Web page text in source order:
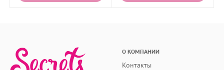
О КОМПАНИИ
Контакты